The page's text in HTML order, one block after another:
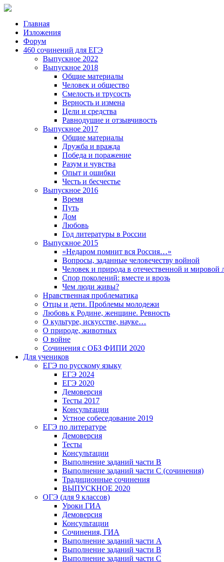
Главная
Изложения
Форум
460 сочинений для ЕГЭ
Выпускное 2022
Выпускное 2018
Общие материалы
Человек и общество
Смелость и трусость
Верность и измена
Цели и средства
Равнодушие и отзывчивость
Выпускное 2017
Общие материалы
Дружба и вражда
Победа и поражение
Разум и чувства
Опыт и ошибки
Честь и бесчестье
Выпускное 2016
Время
Путь
Дом
Любовь
Год литературы в России
Выпускное 2015
«Недаром помнит вся Россия…»
Вопросы, заданные человечеству войной
Человек и природа в отечественной и мировой
Спор поколений: вместе и врозь
Чем люди живы?
Нравственная проблематика
Отцы и дети. Проблемы молодежи
Любовь к Родине, женщине. Ревность
О культуре, искусстве, науке…
О природе, животных
О войне
Сочинения с ОБЗ ФИПИ 2020
Для учеников
ЕГЭ по русскому языку
ЕГЭ 2024
ЕГЭ 2020
Демоверсия
Тесты 2017
Консультации
Устное собеседование 2019
ЕГЭ по литературе
Демоверсия
Тесты
Консультации
Выполнение заданий части В
Выполнение заданий части С (сочинения)
Традиционные сочинения
ВЫПУСКНОЕ 2020
ОГЭ (для 9 классов)
Уроки ГИА
Демоверсия
Консультации
Сочинения, ГИА
Выполнение заданий части А
Выполнение заданий части В
Выполнение заданий части С